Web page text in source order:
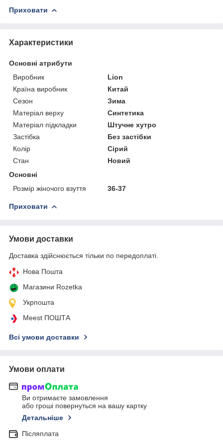
Приховати
Характеристики
Основні атрибути
Виробник
Lion
Країна виробник
Китай
Сезон
Зима
Матеріал верху
Синтетика
Матеріал підкладки
Штучне хутро
Застібка
Без застібки
Колір
Сірий
Стан
Новий
Основні
Розмір жіночого взуття
36-37
Приховати
Умови доставки
Доставка здійснюється тільки по передоплаті.
Нова Пошта
Магазини Rozetka
Укрпошта
Meest ПОШТА
Всі умови доставки
Умови оплати
Ви отримаєте замовлення
або гроші повернуться на вашу картку
Детальніше
Післяплата